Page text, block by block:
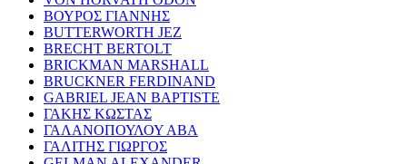
ΒΟΥΡΟΣ ΓΙΑΝΝΗΣ
BUTTERWORTH JEZ
BRECHT BERTOLT
BRICKMAN MARSHALL
BRUCKNER FERDINAND
GABRIEL JEAN BAPTISTE
ΓΑΚΗΣ ΚΩΣΤΑΣ
ΓΑΛΑΝΟΠΟΥΛΟΥ ΑΒΑ
ΓΑΛΙΤΗΣ ΓΙΩΡΓΟΣ